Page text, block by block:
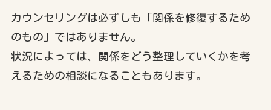
カウンセリングは必ずしも「関係を修復するため
のもの」ではありません。
状況によっては、関係をどう整理していくかを考
えるための相談になることもあります。